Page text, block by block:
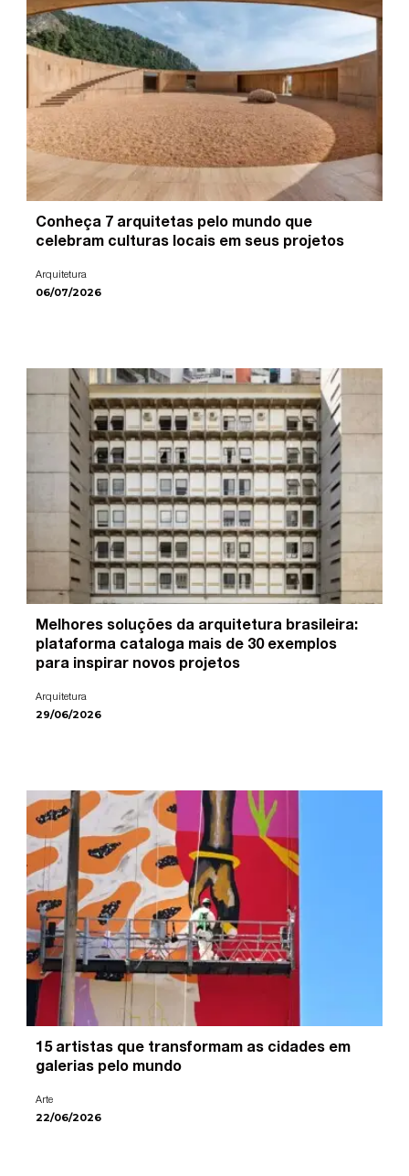
Conheça 7 arquitetas pelo mundo que
celebram culturas locais em seus projetos
Arquitetura
06/07/2026
Melhores soluções da arquitetura brasileira:
plataforma cataloga mais de 30 exemplos
para inspirar novos projetos
Arquitetura
29/06/2026
15 artistas que transformam as cidades em
galerias pelo mundo
Arte
22/06/2026